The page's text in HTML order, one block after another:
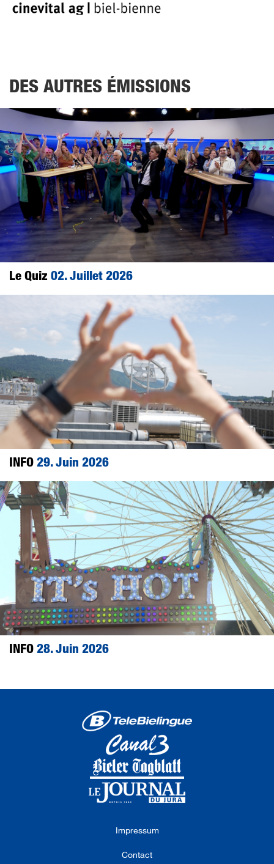
DES AUTRES ÉMISSIONS
Le Quiz 02. Juillet 2026
INFO29. Juin 2026
INFO28. Juin 2026
Impressum
Contact